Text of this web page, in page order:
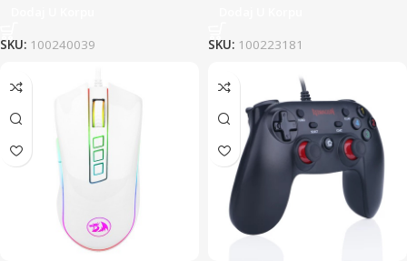
SKU: 100240039 SKU: 100223181